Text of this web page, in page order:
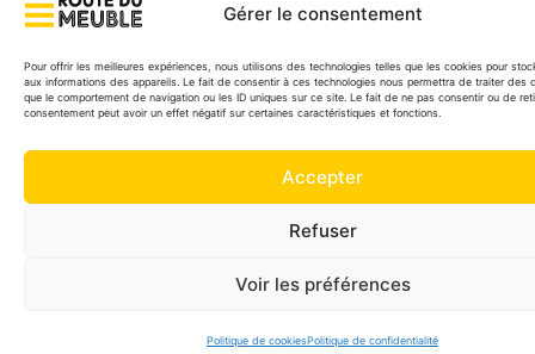
Gérer le consentement
Pour offrir les meilleures expériences, nous utilisons des technologies telles que les cookies pour
aux informations des appareils. Le fait de consentir à ces technologies nous permettra de traiter des
que le comportement de navigation ou les ID uniques sur ce site. Le fait de ne pas consentir ou de
consentement peut avoir un effet négatif sur certaines caractéristiques et fonctions.
Accepter
Refuser
Voir les préférences
Politique de cookiesPolitique de confidentialité